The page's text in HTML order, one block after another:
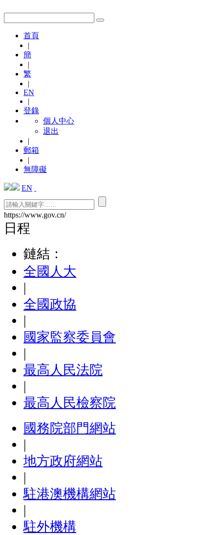
首頁
|
簡
|
繁
|
EN
|
登錄
個人中心
退出
|
郵箱
|
無障礙
EN
https://www.gov.cn/
日程
鏈結：
全國人大
|
全國政協
|
國家監察委員會
|
最高人民法院
|
最高人民檢察院
國務院部門網站
|
地方政府網站
|
駐港澳機構網站
|
駐外機構